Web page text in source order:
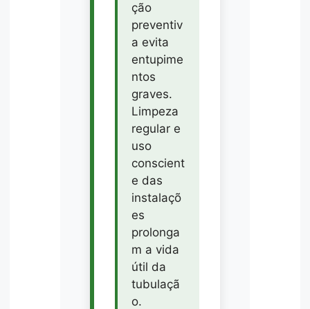
ção
preventiv
a evita
entupime
ntos
graves.
Limpeza
regular e
uso
conscient
e das
instalaçõ
es
prolonga
m a vida
útil da
tubulaçã
o.